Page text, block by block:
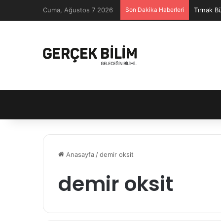
Cuma, Ağustos 7 2026 Son Dakika Haberleri Tırnak
Anasayfa /demir oksit
demir oksit